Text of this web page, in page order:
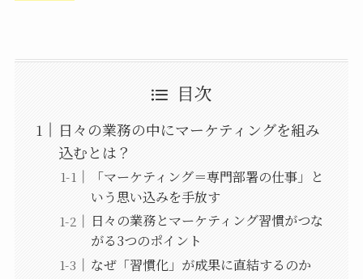
目次
日々の業務の中にマーケティングを組み
込むとは？
「マーケティング＝専門部署の仕事」と
いう思い込みを手放す
日々の業務とマーケティング習慣がつな
がる3つのポイント
なぜ「習慣化」が成果に直結するのか